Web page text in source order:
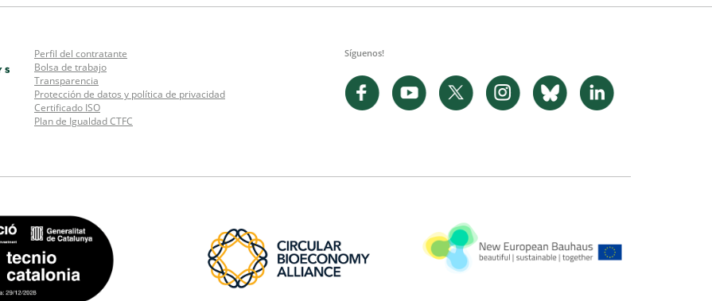
Perfil del contratante
Bolsa de trabajo
Transparencia
Protección de datos y política de privacidad
Certificado ISO
Plan de Igualdad CTFC
Síguenos!